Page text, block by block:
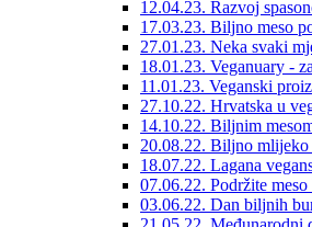
12.04.23. Razvoj
17.03.23. Biljno meso
27.01.23. Neka svaki
18.01.23. Veganuary -
11.01.23. Veganski
27.10.22. Hrvatska u
14.10.22. Biljnim
20.08.22. Biljno
18.07.22. Lagana
07.06.22. Podržite
03.06.22. Dan biljnih